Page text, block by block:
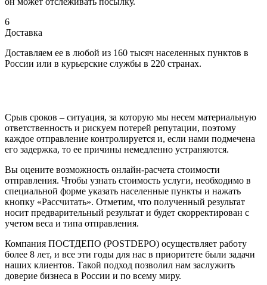
6
Доставка
Доставляем ее в любой из 160 тысяч населенных пунктов в
России или в курьерские службы в 220 странах.
Срыв сроков – ситуация, за которую мы несем материальную
ответственность и рискуем потерей репутации, поэтому
каждое отправление контролируется и, если нами подмечена
его задержка, то ее причины немедленно устраняются.
Вы оцените возможность онлайн-расчета стоимости
отправления. Чтобы узнать стоимость услуги, необходимо в
специальной форме указать населенные пункты и нажать
кнопку «Рассчитать». Отметим, что полученный результат
носит предварительный результат и будет скорректирован с
учетом веса и типа отправления.
Компания ПОСТДЕПО (POSTDEPO) осуществляет работу
более 8 лет, и все эти годы для нас в приоритете были задачи
наших клиентов. Такой подход позволил нам заслужить
доверие бизнеса в России и по всему миру.